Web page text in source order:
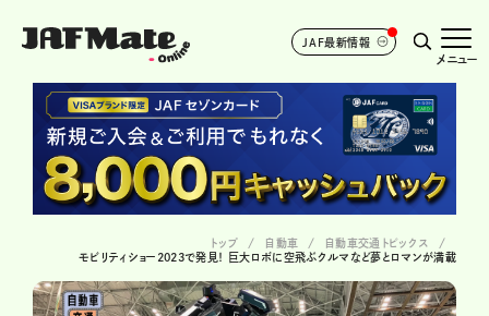
JAF最新情報
メニュー
トップ 自動車
自動車交通トピックス
モビリティショー2023で発見！ 巨大ロボに空飛ぶクルマなど夢とロマンが満載